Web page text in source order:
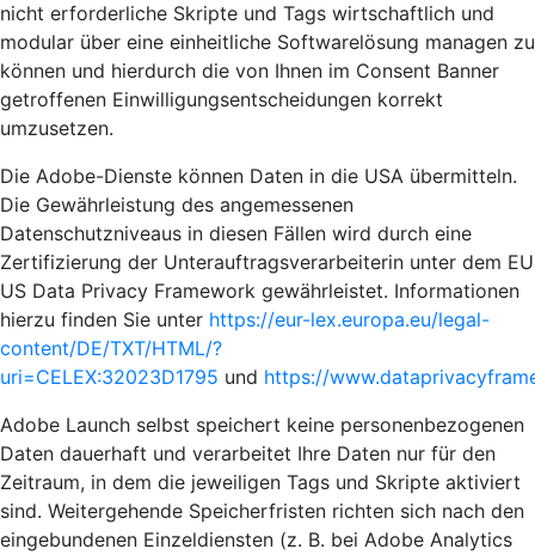
nicht erforderliche Skripte und Tags wirtschaftlich und
modular über eine einheitliche Softwarelösung managen zu
können und hierdurch die von Ihnen im Consent Banner
getroffenen Einwilligungsentscheidungen korrekt
umzusetzen.
Die Adobe-Dienste können Daten in die USA übermitteln.
Die Gewährleistung des angemessenen
Datenschutzniveaus in diesen Fällen wird durch eine
Zertifizierung der Unterauftragsverarbeiterin unter dem EU
US Data Privacy Framework gewährleistet. Informationen
hierzu finden Sie unter https://eur-lex.europa.eu/legal-
content/DE/TXT/HTML/?
uri=CELEX:32023D1795 und https://
Adobe Launch selbst speichert keine personenbezogenen
Daten dauerhaft und verarbeitet Ihre Daten nur für den
Zeitraum, in dem die jeweiligen Tags und Skripte aktiviert
sind. Weitergehende Speicherfristen richten sich nach den
eingebundenen Einzeldiensten (z. B. bei Adobe Analytics